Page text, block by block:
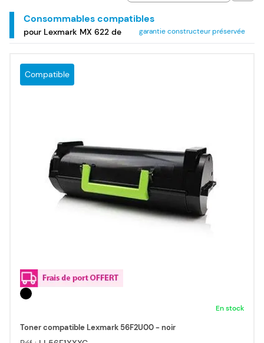
Consommables compatibles
garantie constructeur préservée
pour Lexmark MX 622 de
Compatible
En stock
Toner compatible Lexmark 56F2U00 - noir